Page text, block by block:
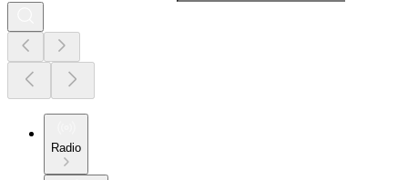
Radio